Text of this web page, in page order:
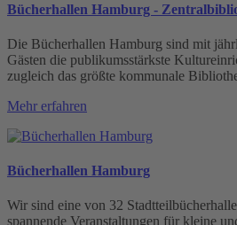
Bücherhallen Hamburg -
Die Bücherhallen Hamburg sind mit
Gästen die publikumsstärkste
zugleich das größte kommunale
Mehr erfahren
Bücherhallen Hamburg
Wir sind eine von 32
spannende Veranstaltungen für kleine